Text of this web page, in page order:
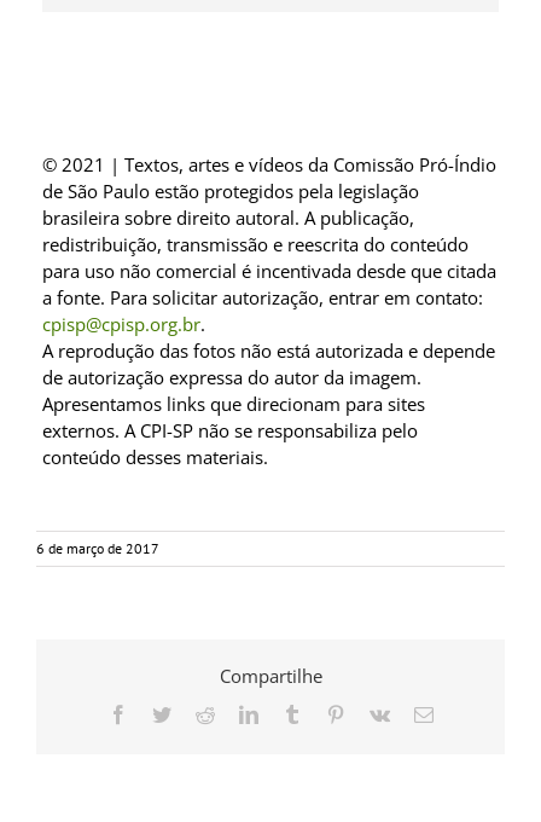
© 2021 | Textos, artes e vídeos da Comissão Pró-Índio
de São Paulo estão protegidos pela legislação
brasileira sobre direito autoral. A publicação,
redistribuição, transmissão e reescrita do conteúdo
para uso não comercial é incentivada desde que citada
a fonte. Para solicitar autorização, entrar em contato:
cpisp@cpisp.org.br.
A reprodução das fotos não está autorizada e depende
de autorização expressa do autor da imagem.
Apresentamos links que direcionam para sites
externos. A CPI-SP não se responsabiliza pelo
conteúdo desses materiais.
6 de março de 2017
Compartilhe
Facebook
TwitterRedditLinkedInTumblr Pinterest
Vk
E-